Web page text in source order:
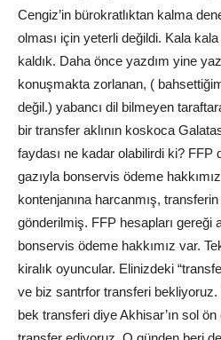
Cengiz’in bürokratlıktan kalma
olması için yeterli değildi. Kala
kaldık. Daha önce yazdım yine
konuşmakta zorlanan, (
değil.) yabancı dil bilmeyen
bir transfer aklının koskoca
faydası ne kadar olabilirdi ki? FFP
gazıyla bonservis ödeme
kontenjanına harcanmış,
gönderilmiş. FFP hesapları gereği
bonservis ödeme hakkımız var.
kiralık oyuncular. Elinizdeki
ve biz santrfor transferi
bek transferi diye Akhisar’ın sol